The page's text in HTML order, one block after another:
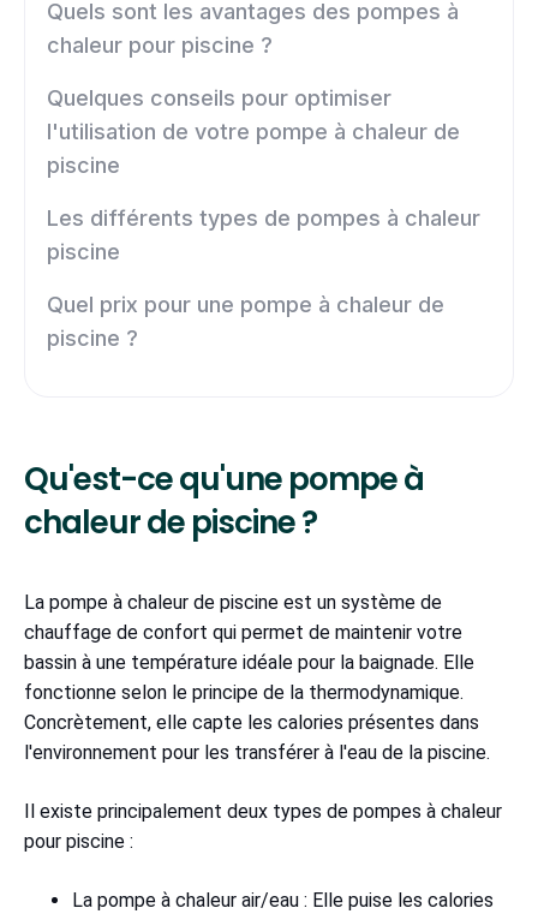
Quels sont les avantages des pompes à
chaleur pour piscine ?
Quelques conseils pour optimiser
l'utilisation de votre pompe à chaleur de
piscine
Les différents types de pompes à chaleur
piscine
Quel prix pour une pompe à chaleur de
piscine ?
Qu'est-ce qu'une pompe à
chaleur de piscine ?
La pompe à chaleur de piscine est un système de
chauffage de confort qui permet de maintenir votre
bassin à une température idéale pour la baignade. Elle
fonctionne selon le principe de la thermodynamique.
Concrètement, elle capte les calories présentes dans
l'environnement pour les transférer à l'eau de la piscine.
Il existe principalement deux types de pompes à chaleur
pour piscine :
La pompe à chaleur air/eau : Elle puise les calories